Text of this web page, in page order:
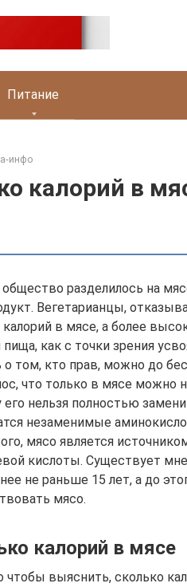
Питание
инфо
калорий в
общество разделилось на
Вегетарианцы,
калорий в мясе, а более
пища, как с точки зрения
о том, кто прав, можно до
что только в мясе можно
его нельзя полностью
незаменимые
мясо является
кислоты. Существует
не раньше 15 лет, а до
мясо.
калорий в мясе
чтобы выяснить, сколько